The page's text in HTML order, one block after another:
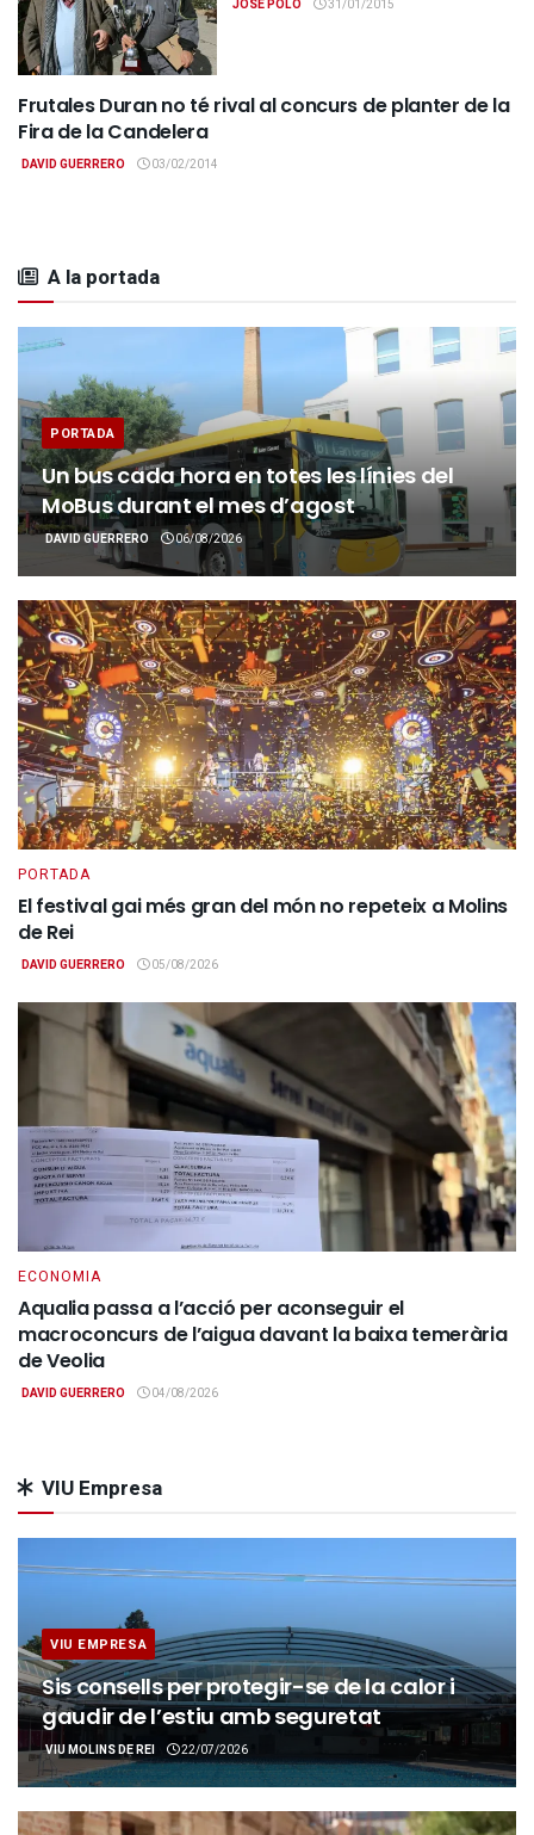
JOSE POLO 31/01/2015
GENERAL
Frutales Duran no té rival al concurs de planter de la
Fira de la Candelera
DAVID GUERRERO 03/02/2014
A la portada
PORTADA
Un bus cada hora en totes les línies del
MoBus durant el mes d’agost
DAVID GUERRERO 06/08/2026
PORTADA
El festival gai més gran del món no repeteix a Molins
de Rei
DAVID GUERRERO 05/08/2026
ECONOMIA
Aqualia passa a l’acció per aconseguir el
macroconcurs de l’aigua davant la baixa temerària
de Veolia
DAVID GUERRERO 04/08/2026
VIU Empresa
VIU EMPRESA
Sis consells per protegir-se de la calor i
gaudir de l’estiu amb seguretat
VIU MOLINS DE REI 22/07/2026